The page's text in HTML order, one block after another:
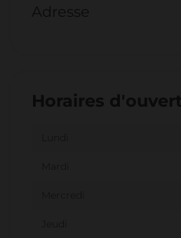
Adresse
Horaires